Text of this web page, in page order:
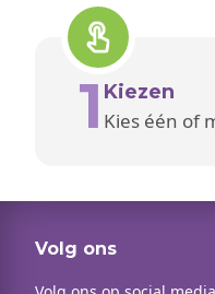
1 Kiezen
Kies één of
Volg ons